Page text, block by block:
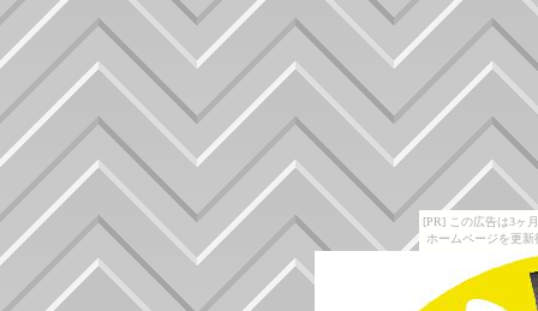
[PR] この広告は3ヶ
ホームページを更